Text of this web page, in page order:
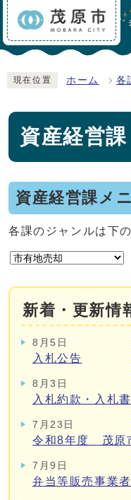
現在位置 ホーム 各
資産経営課
資産経営課メ
各課のジャンルは下
新着・更新情
8月5日
入札公告
8月3日
入札約款・入札
7月23日
令和8年度 茂原
7月9日
弁当等販売事業